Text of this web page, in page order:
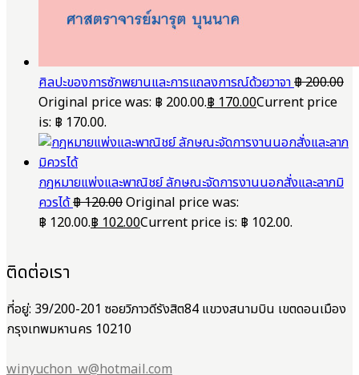
ศิลปะของการซักพยานและการแถลงการณ์ด้วยวาจา฿200.00
Original price was: ฿ 200.00.฿170.00Current price
is: ฿ 170.00.
กฎหมายแพ่งและพาณิชย์ ลักษณะจัดการงานนอกสั่งและลาภมิ
ควรได้฿120.00Original price was:
฿ 120.00.฿102.00Current price is: ฿ 102.00.
ติดต่อเรา
ที่อยู่: 39/200-201 ซอยวิภาวดีรังสิต84 แขวงสนามบิน เขตดอนเมือง
กรุงเทพมหานคร 10210
winyuchon_w@hotmail.com